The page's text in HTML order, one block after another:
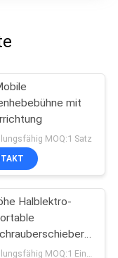
mit
MOQ:1 Satz
Halblektro-